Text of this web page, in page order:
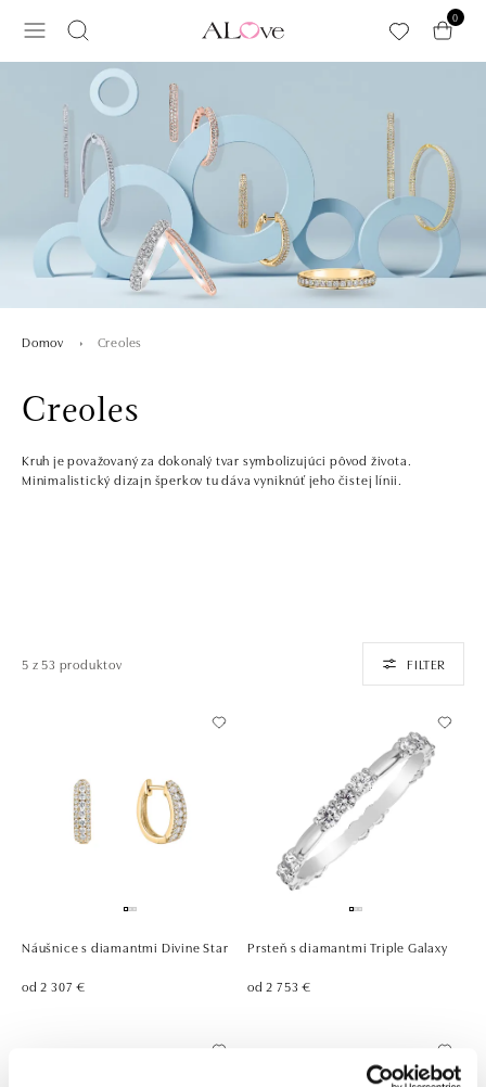
0
Domov Creoles
Creoles
Kruh je považovaný za dokonalý tvar symbolizujúci pôvod života.
Minimalistický dizajn šperkov tu dáva vyniknúť jeho čistej línii.
5 z 53 produktov FILTER
Náušnice s diamantmi Divine Star
od 2 307 €
Prsteň s diamantmi Triple Galaxy
od 2 753 €